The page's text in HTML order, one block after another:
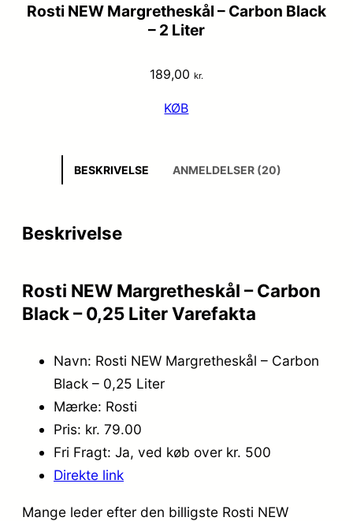
Rosti NEW Margretheskål – Carbon Black
– 2 Liter
189,00 kr.
KØB
BESKRIVELSE ANMELDELSER (20)
Beskrivelse
Rosti NEW Margretheskål – Carbon
Black – 0,25 Liter Varefakta
Navn: Rosti NEW Margretheskål – Carbon
Black – 0,25 Liter
Mærke: Rosti
Pris: kr. 79.00
Fri Fragt: Ja, ved køb over kr. 500
Direkte link
Mange leder efter den billigste Rosti NEW